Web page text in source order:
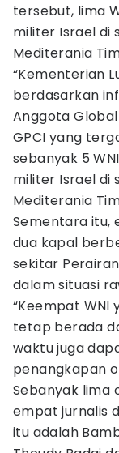
tersebut, lima
militer Israel di
Mediterania
“Kementerian
berdasarkan
Anggota
GPCI yang
sebanyak 5
militer Israel di
Mediterania
Sementara itu,
dua kapal
sekitar
dalam situasi
“Keempat
tetap berada
waktu juga
penangkapan
Sebanyak lima
empat jurnalis
itu adalah